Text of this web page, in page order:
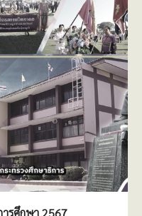
รศึกษา 2567